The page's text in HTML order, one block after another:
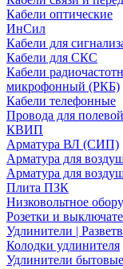
Кабели оптические
ИнСил
Кабели для
Кабели для СКС
Кабели
микрофонный (РКБ)
Кабели телефонные
Провода для
КВИП
Арматура ВЛ (СИП)
Арматура для
Арматура для
Плита ПЗК
Низковольтное
Розетки и
Удлинители |
Колодки удлинителя
Удлинители бытовые